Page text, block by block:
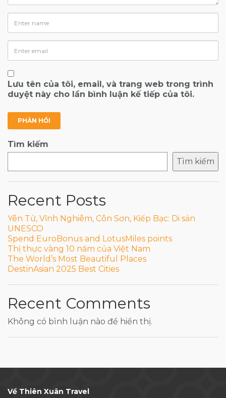
Lưu tên của tôi, email, và trang web trong trình
duyệt này cho lần bình luận kế tiếp của tôi.
Tìm kiếm
Tìm kiếm
Recent Posts
Yên Tử, Vĩnh Nghiêm, Côn Sơn, Kiếp Bạc: Di sản
UNESCO
Spend EuroBonus and LotusMiles points
Thị thực vàng 10 năm của Việt Nam
The World’s Most Beautiful Places
DestinAsian 2025 Best Cities
Recent Comments
Không có bình luận nào để hiển thị.
Về Thiên Xuân Travel